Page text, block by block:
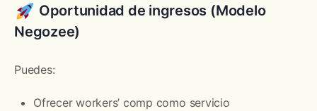
Oportunidad de ingresos (Modelo
Negozee)
Puedes:
Ofrecer workers’ comp como servicio